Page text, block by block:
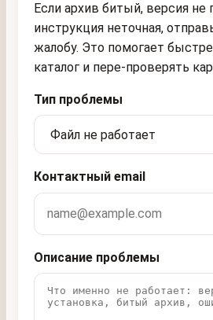
Если архив битый, версия не
инструкция неточная,
жалобу. Это помогает
каталог и пере-проверять
Тип проблемы
Контактный email
Описание проблемы